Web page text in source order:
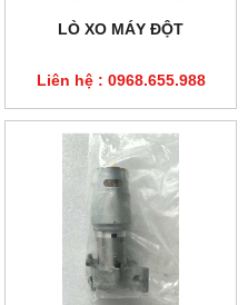
LÒ XO MÁY ĐỘT
Liên hệ : 0968.655.988